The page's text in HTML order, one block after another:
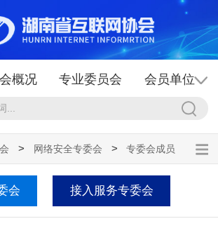
概况 专业委员会 会员单位
公告 申请入会
> 网络安全专委会 > 专委会成员
会 接入服务专委会